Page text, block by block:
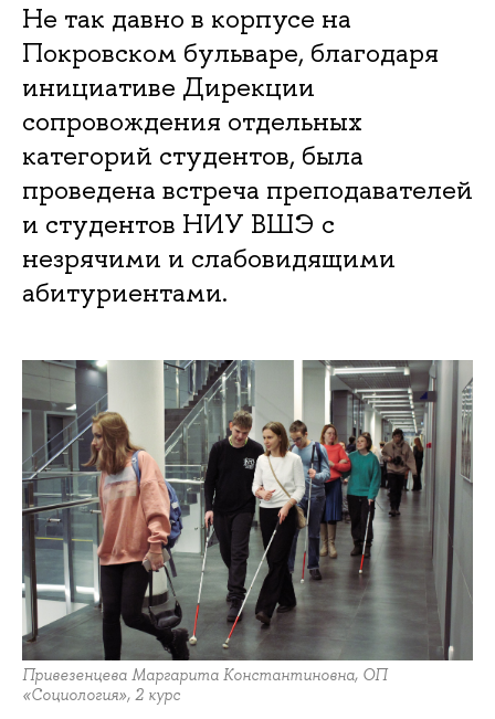
Не так давно в корпусе на
Покровском бульваре, благодаря
инициативе Дирекции
сопровождения отдельных
категорий студентов, была
проведена встреча преподавателей
и студентов НИУ ВШЭ с
незрячими и слабовидящими
абитуриентами.
Привезенцева Маргарита Константиновна, ОП
«Социология», 2 курс